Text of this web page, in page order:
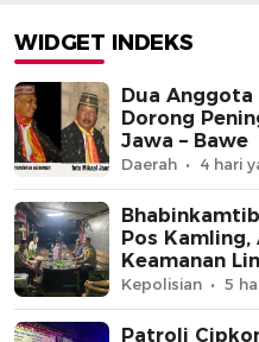
WIDGET INDEKS
Dua Anggota
Dorong
Jawa – Bawe
Daerah 4 hari
Pos
Keamanan
Jaga
Kepolisian 5
Patroli